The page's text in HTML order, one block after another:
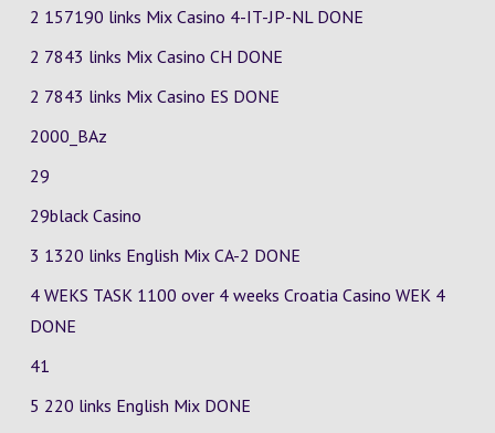
2 157190 links Mix Casino 4-IT-JP-NL DONE
2 7843 links Mix Casino CH DONE
2 7843 links Mix Casino ES DONE
2000_BAz
29
29black Casino
3 1320 links English Mix CA-2 DONE
4 WEKS TASK 1100 over 4 weeks Croatia Casino WEK 4
DONE
41
5 220 links English Mix DONE